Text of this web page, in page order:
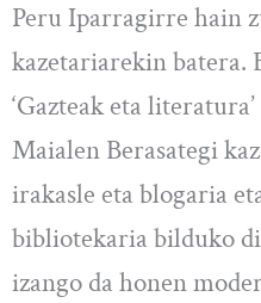
Peru Iparragirre hain
kazetariarekin batera.
‘Gazteak eta
Maialen Berasategi
irakasle eta blogaria
bibliotekaria bilduko
izango da honen